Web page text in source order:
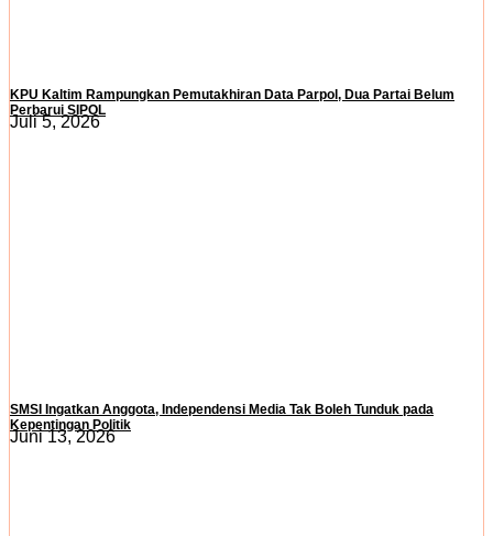
KPU Kaltim Rampungkan Pemutakhiran Data Parpol, Dua Partai Belum
Perbarui SIPOL
Juli 5, 2026
SMSI Ingatkan Anggota, Independensi Media Tak Boleh Tunduk pada
Kepentingan Politik
Juni 13, 2026